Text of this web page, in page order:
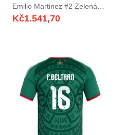
Emilio Martinez #2 Zelená
Bílá Červená Domů Hráčské
Kč1.541,70